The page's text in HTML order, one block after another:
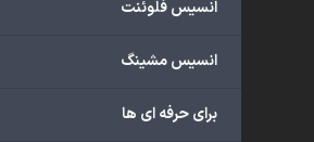
انسیس فلوئنت
انسیس مشینگ
برای حرفه ای ها